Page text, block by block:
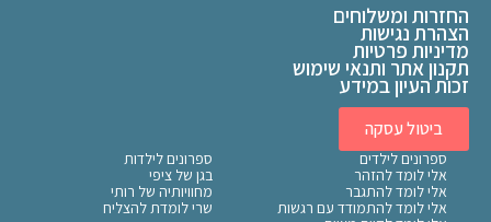
החזרות ומשלוחים
הצהרת נגישות
מדיניות פרטיות
תקנון אתר ותנאי שימוש
זכות העיון במידע
ביטול עסקה
ספרונים לילדים
אלי לומד להזהר
אלי לומד להתגבר
אלי לומד להתמודד עם רגשות
ספרונים לילדות
בגן של ציפי
מחוויותיה של רותי
שרי לומדת להצליח